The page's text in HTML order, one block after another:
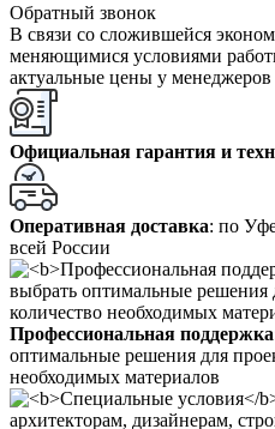
Обратный звонок
В связи со сложившейся
меняющимися условиями
актуальные цены у
Официальная гарантия и
Оперативная доставка: по
всей России
Профессиональная поддержка
оптимальные решения для
необходимых материалов